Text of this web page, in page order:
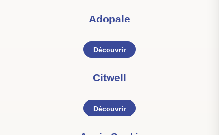
Adopale
Découvrir
Citwell
Découvrir